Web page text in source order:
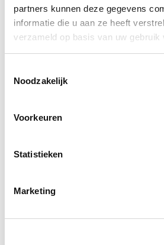
partners kunnen deze gegevens
informatie die u aan ze heeft
verzameld op basis van uw gebruik
Noodzakelijk
Voorkeuren
Statistieken
Marketing
Bulgaarse cultuur lessen werd het